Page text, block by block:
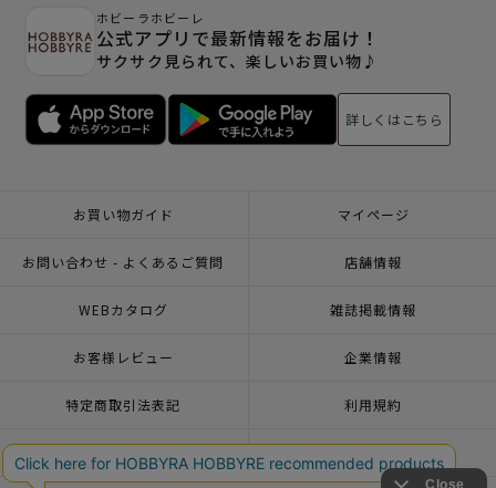
ホビーラホビーレ
公式アプリで最新情報をお届け！
サクサク見られて、楽しいお買い物♪
詳しくはこちら
お買い物ガイド マイページ
お問い合わせ - よくあるご質問 店舗情報
WEBカタログ 雑誌掲載情報
お客様レビュー 企業情報
特定商取引法表記 利用規約
一緒に働こう♪求人情報